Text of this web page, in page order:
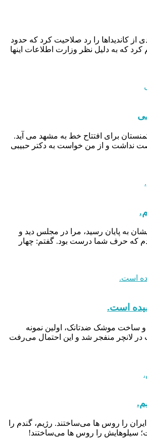
از کاندیداها را رد صلاحیت کرد که حدود
هم کرد که به دلیل نظر وزارت اطلاعات اینها
برای افتتاح خط به مشهد می آید.
نداشت و از من خواست به دکتر حبیبی
به پایان رسید، مرا در مجلس دید و
که حرف شما درست بود. گفتم: چهار
است.
ساخت موشک ضدتانک، اولین نمونه
در لانچر منفجر شد و این احتمال می‌رفت
را روس ها می‌ساختند. رژیم، گندم را
سیلوهایش را روس ها می‌ساختند!